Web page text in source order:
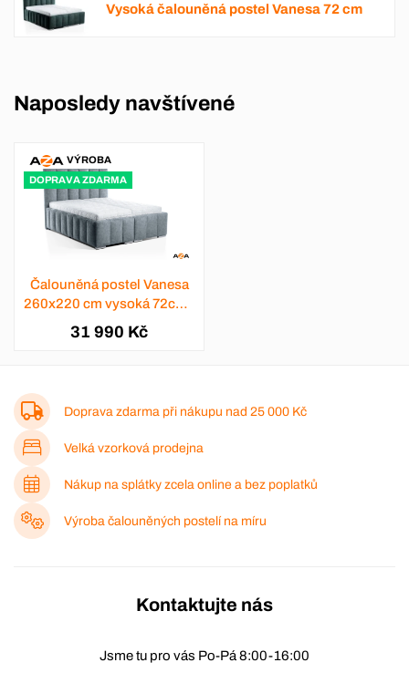
Vysoká čalouněná postel Vanesa 72 cm
Naposledy navštívené
VÝROBA
DOPRAVA ZDARMA
Čalouněná postel Vanesa
260x220 cm vysoká 72cm -
výběr barev
31 990 Kč
Doprava zdarma při nákupu nad 25 000 Kč
Velká vzorková prodejna
Nákup na splátky zcela online a bez poplatků
Výroba čalouněných postelí na míru
Kontaktujte nás
Jsme tu pro vás Po-Pá 8:00-16:00